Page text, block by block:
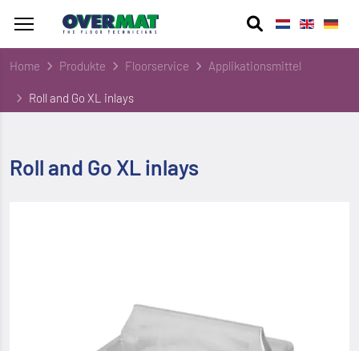
Home Produkte Floorservice Applikationsmittel
Roll and Go XL inlays
Roll and Go XL inlays